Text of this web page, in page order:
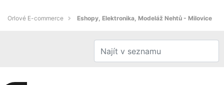
Orlové E-commerce Eshopy, Elektronika, Modeláž Nehtů - Milovice